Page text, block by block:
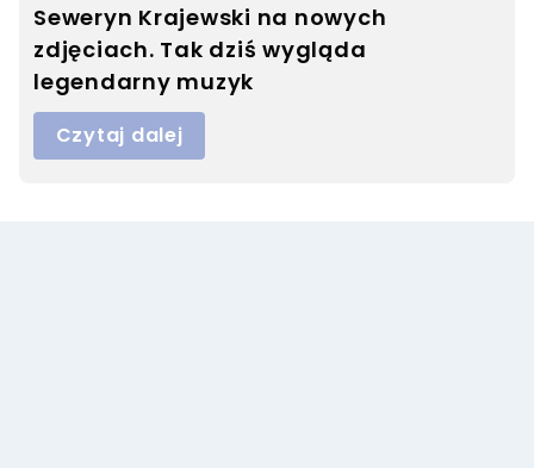
Seweryn Krajewski na nowych
zdjęciach. Tak dziś wygląda
legendarny muzyk
Czytaj dalej